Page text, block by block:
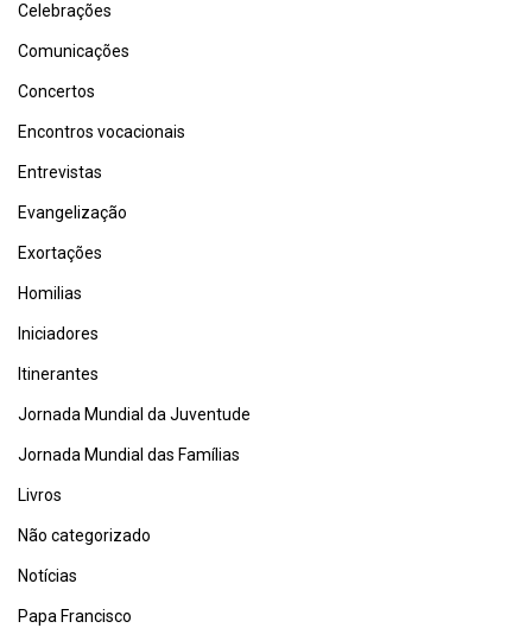
Celebrações
Comunicações
Concertos
Encontros vocacionais
Entrevistas
Evangelização
Exortações
Homilias
Iniciadores
Itinerantes
Jornada Mundial da Juventude
Jornada Mundial das Famílias
Livros
Não categorizado
Notícias
Papa Francisco